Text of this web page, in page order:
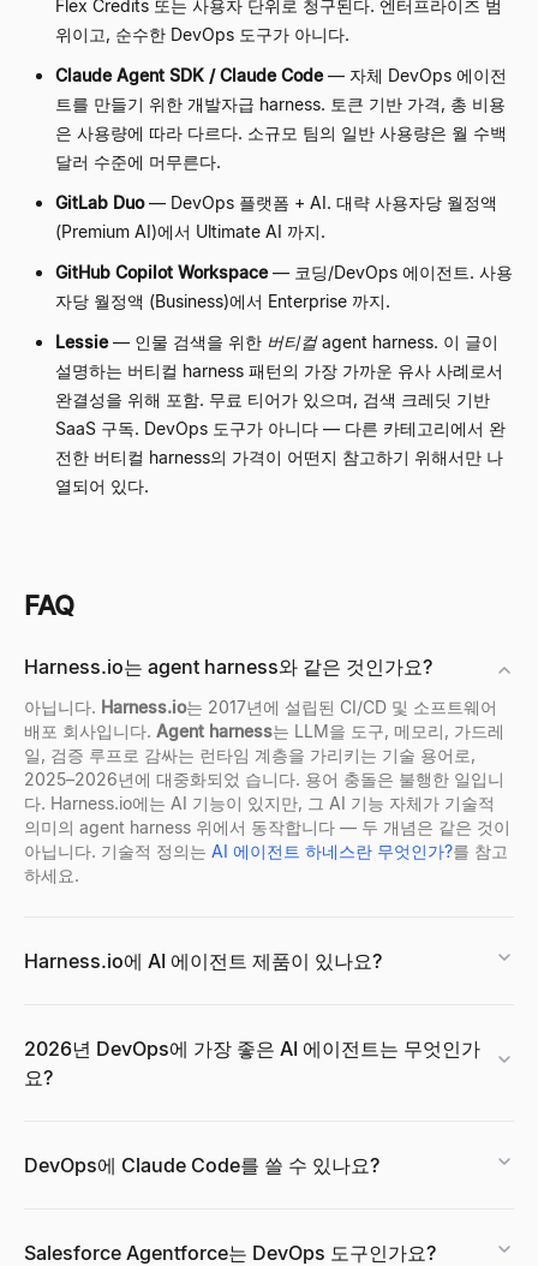
Flex Credits 또는 사용자 단위로 청구된다. 엔터프라이즈 범
위이고, 순수한 DevOps 도구가 아니다.
Claude Agent SDK / Claude Code — 자체 DevOps 에이전
트를 만들기 위한 개발자급 harness. 토큰 기반 가격, 총 비용
은 사용량에 따라 다르다. 소규모 팀의 일반 사용량은 월 수백
달러 수준에 머무른다.
GitLab Duo — DevOps 플랫폼 + AI. 대략 사용자당 월정액
(Premium AI)에서 Ultimate AI 까지.
GitHub Copilot Workspace — 코딩/DevOps 에이전트. 사용
자당 월정액 (Business)에서 Enterprise 까지.
Lessie — 인물 검색을 위한 버티컬agent harness. 이 글이
설명하는 버티컬 harness 패턴의 가장 가까운 유사 사례로서
완결성을 위해 포함. 무료 티어가 있으며, 검색 크레딧 기반
SaaS 구독. DevOps 도구가 아니다 — 다른 카테고리에서 완
전한 버티컬 harness의 가격이 어떤지 참고하기 위해서만 나
열되어 있다.
FAQ
Harness.io는 agent harness와 같은 것인가요?
아닙니다. Harness.io는 2017년에 설립된 CI/CD 및 소프트웨어
배포 회사입니다. Agent harness는 LLM을 도구, 메모리, 가드레
일, 검증 루프로 감싸는 런타임 계층을 가리키는 기술 용어로,
2025–2026년에 대중화되었 습니다. 용어 충돌은 불행한 일입니
다. Harness.io에는 AI 기능이 있지만, 그 AI 기능 자체가 기술적
의미의 agent harness 위에서 동작합니다 — 두 개념은 같은 것이
아닙니다. 기술적 정의는 AI 에이전트 하네스란 무엇인가?를 참고
하세요.
Harness.io에 AI 에이전트 제품이 있나요?
2026년 DevOps에 가장 좋은 AI 에이전트는 무엇인가
요?
DevOps에 Claude Code를 쓸 수 있나요?
Salesforce Agentforce는 DevOps 도구인가요?